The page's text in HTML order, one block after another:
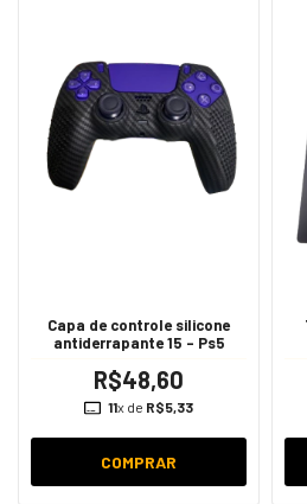
Capa de controle silicone
antiderrapante 15 - Ps5
R$48,60
11x de R$5,33
COMPRAR